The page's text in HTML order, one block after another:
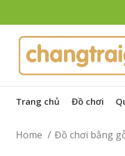
Trang chủ Đồ chơi
Home Đồ chơi bằng